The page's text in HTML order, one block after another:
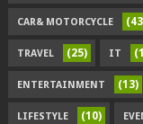
CAR& MOTORCYCLE
TRAVEL (25) IT
ENTERTAINMENT (13)
LIFESTYLE (10)